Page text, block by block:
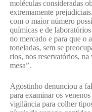
moléculas consideradas
extremamente
com o maior número
químicas e de
no mercado e para que o
toneladas, sem se
rios, nos reservatórios, na
mesa”.
Agostinho denunciou a
para examinar os
vigilância para colher